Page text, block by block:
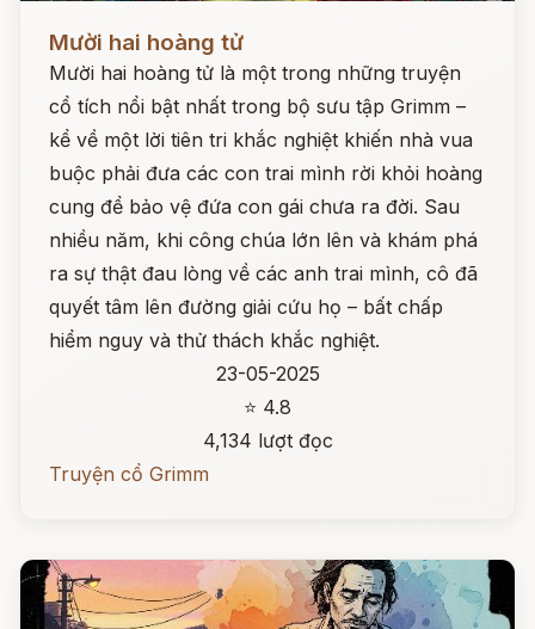
Mười hai hoàng tử
Mười hai hoàng tử là một trong những truyện
cổ tích nổi bật nhất trong bộ sưu tập Grimm –
kể về một lời tiên tri khắc nghiệt khiến nhà vua
buộc phải đưa các con trai mình rời khỏi hoàng
cung để bảo vệ đứa con gái chưa ra đời. Sau
nhiều năm, khi công chúa lớn lên và khám phá
ra sự thật đau lòng về các anh trai mình, cô đã
quyết tâm lên đường giải cứu họ – bất chấp
hiểm nguy và thử thách khắc nghiệt.
23-05-2025
⭐ 4.8
4,134 lượt đọc
Truyện cổ Grimm